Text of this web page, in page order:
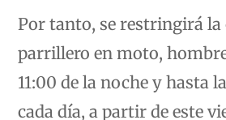
Por tanto, se restringirá la
parrillero en moto,
11:00 de la noche y hasta
cada día, a partir de este